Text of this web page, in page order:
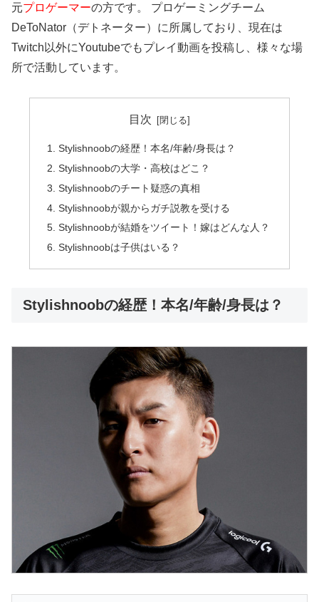
元プロゲーマーの方です。 プロゲーミングチーム
DeToNator（デトネーター）に所属しており、現在は
Twitch以外にYoutubeでもプレイ動画を投稿し、様々な場
所で活動しています。
目次
Stylishnoobの経歴！本名/年齢/身長は？
Stylishnoobの大学・高校はどこ？
Stylishnoobのチート疑惑の真相
Stylishnoobが親からガチ説教を受ける
Stylishnoobが結婚をツイート！嫁はどんな人？
Stylishnoobは子供はいる？
Stylishnoobの経歴！本名/年齢/身長は？